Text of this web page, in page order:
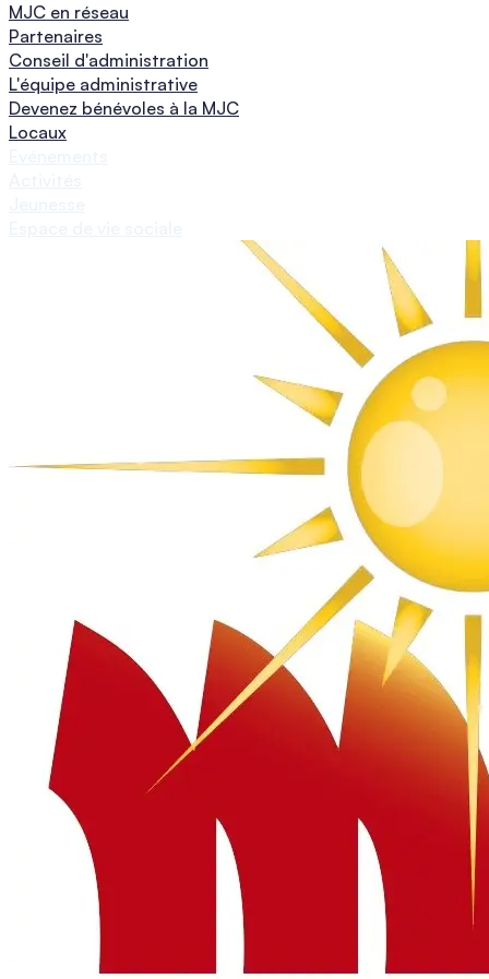
MJC en réseau
Partenaires
Conseil d'administration
L'équipe administrative
Devenez bénévoles à la MJC
Locaux